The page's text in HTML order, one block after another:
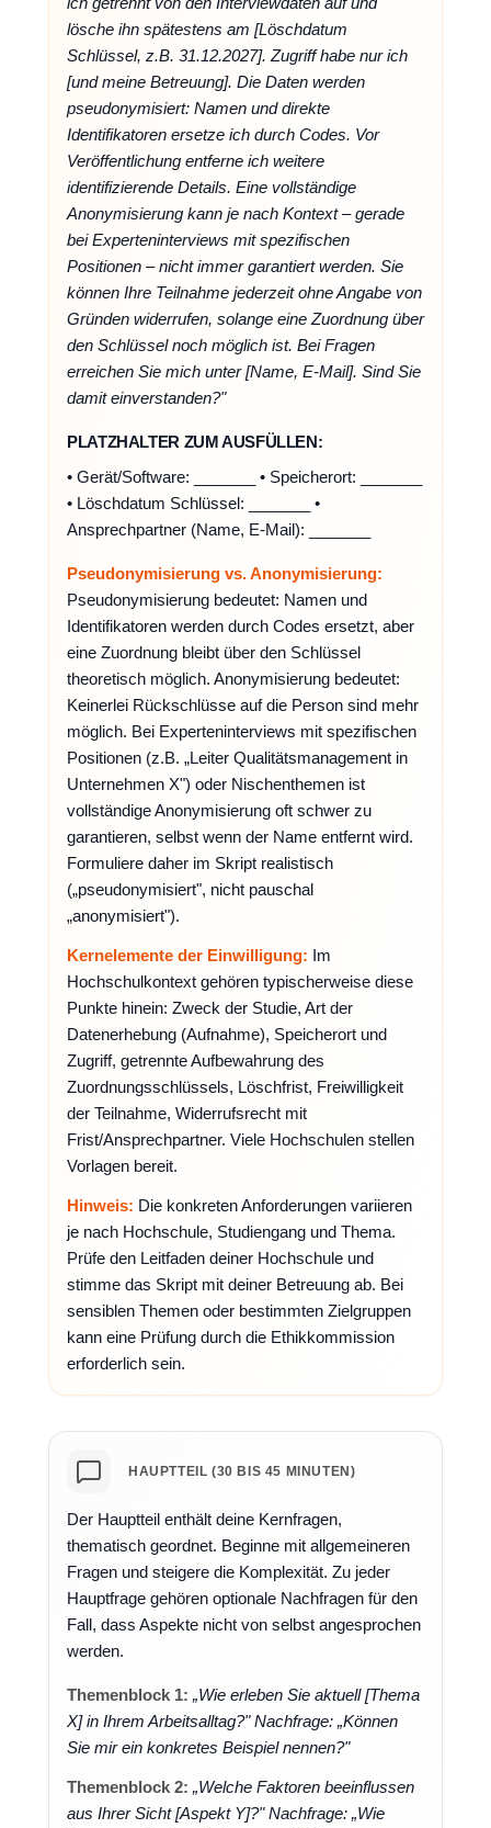
lösche ihn spätestens am [Löschdatum
Schlüssel, z.B. 31.12.2027]. Zugriff habe nur ich
[und meine Betreuung]. Die Daten werden
pseudonymisiert: Namen und direkte
Identifikatoren ersetze ich durch Codes. Vor
Veröffentlichung entferne ich weitere
identifizierende Details. Eine vollständige
Anonymisierung kann je nach Kontext – gerade
bei Experteninterviews mit spezifischen
Positionen – nicht immer garantiert werden. Sie
können Ihre Teilnahme jederzeit ohne Angabe von
Gründen widerrufen, solange eine Zuordnung über
den Schlüssel noch möglich ist. Bei Fragen
erreichen Sie mich unter [Name, E-Mail]. Sind Sie
damit einverstanden?"
PLATZHALTER ZUM AUSFÜLLEN:
• Gerät/Software: _______ • Speicherort: _______
• Löschdatum Schlüssel: _______ •
Ansprechpartner (Name, E-Mail): _______
Pseudonymisierung vs. Anonymisierung:
Pseudonymisierung bedeutet: Namen und
Identifikatoren werden durch Codes ersetzt, aber
eine Zuordnung bleibt über den Schlüssel
theoretisch möglich. Anonymisierung bedeutet:
Keinerlei Rückschlüsse auf die Person sind mehr
möglich. Bei Experteninterviews mit spezifischen
Positionen (z.B. „Leiter Qualitätsmanagement in
Unternehmen X") oder Nischenthemen ist
vollständige Anonymisierung oft schwer zu
garantieren, selbst wenn der Name entfernt wird.
Formuliere daher im Skript realistisch
(„pseudonymisiert", nicht pauschal
„anonymisiert").
Kernelemente der Einwilligung: Im
Hochschulkontext gehören typischerweise diese
Punkte hinein: Zweck der Studie, Art der
Datenerhebung (Aufnahme), Speicherort und
Zugriff, getrennte Aufbewahrung des
Zuordnungsschlüssels, Löschfrist, Freiwilligkeit
der Teilnahme, Widerrufsrecht mit
Frist/Ansprechpartner. Viele Hochschulen stellen
Vorlagen bereit.
Hinweis: Die konkreten Anforderungen variieren
je nach Hochschule, Studiengang und Thema.
Prüfe den Leitfaden deiner Hochschule und
stimme das Skript mit deiner Betreuung ab. Bei
sensiblen Themen oder bestimmten Zielgruppen
kann eine Prüfung durch die Ethikkommission
erforderlich sein.
HAUPTTEIL (30 BIS 45 MINUTEN)
Der Hauptteil enthält deine Kernfragen,
thematisch geordnet. Beginne mit allgemeineren
Fragen und steigere die Komplexität. Zu jeder
Hauptfrage gehören optionale Nachfragen für den
Fall, dass Aspekte nicht von selbst angesprochen
werden.
Themenblock 1: „Wie erleben Sie aktuell [Thema
X] in Ihrem Arbeitsalltag?" Nachfrage: „Können
Sie mir ein konkretes Beispiel nennen?"
Themenblock 2: „Welche Faktoren beeinflussen
aus Ihrer Sicht [Aspekt Y]?" Nachfrage: „Wie